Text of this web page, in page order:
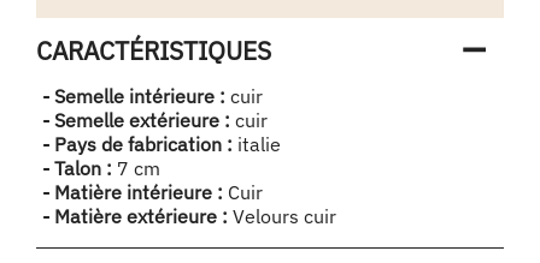
CARACTÉRISTIQUES
- Semelle intérieure : cuir
- Semelle extérieure : cuir
- Pays de fabrication : italie
- Talon : 7 cm
- Matière intérieure : Cuir
- Matière extérieure : Velours cuir